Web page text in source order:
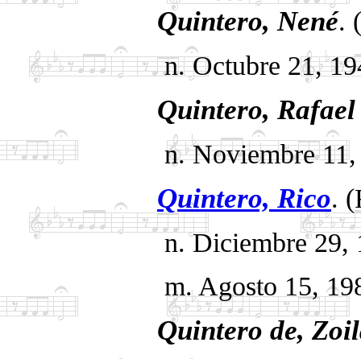
Quintero, Nené.
n. Octubre 21,
Quintero, Rafael
n. Noviembre 11,
Quintero, Rico.
n. Diciembre 29,
m. Agosto 15,
Quintero de, Zoila